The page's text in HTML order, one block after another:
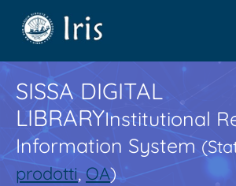
SISSA DIGITAL
LIBRARYInstitutional
Information System
prodotti,OA)